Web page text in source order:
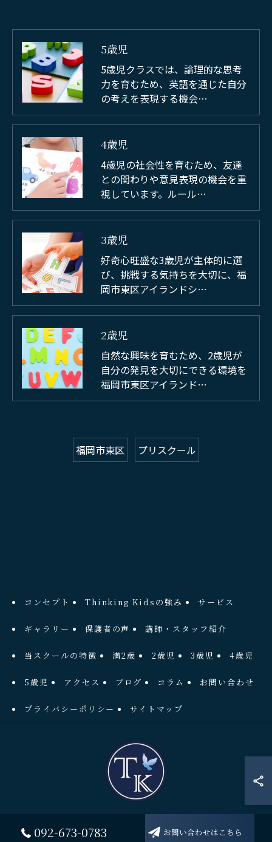
5歳児
5歳児クラスでは、論理的な思考
力を育むため、英語を通じた自分
の考えを表現する機会…
4歳児
4歳児の社会性を育むため、友達
との関わりや意見表現の機会を重
視しています。ルール…
3歳児
好奇心旺盛な3歳児が主体的に選
び、挑戦する気持ちを大切に、福
岡市東区アイランドシ…
2歳児
自然な興味を育むため、2歳児が
自分の発見を大切にできる環境を
福岡市東区アイランド…
福岡市東区 プリスクール
092-673-0783 お問い合わせはこちら
コンセプト Thinking Kidsの強み サービス
ギャラリー 保護者の声 講師・スタッフ紹介
当スクールの特徴 満2歳 2歳児 3歳児 4歳児
5歳児 アクセス ブログ コラム お問い合わせ
プライバシーポリシー サイトマップ
© 2026 福岡県福岡市東区アイランドシティのプリスクールならThinkingKids
International School ALL RIGHTS RESERVED.